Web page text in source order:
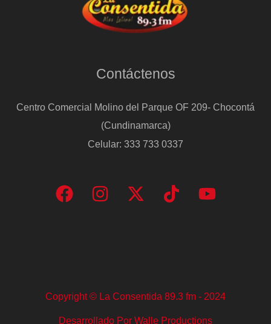
Contáctenos
Centro Comercial Molino del Parque OF 209- Chocontá
(Cundinamarca)
Celular: 333 733 0337
Copyright © La Consentida 89.3 fm - 2024
Desarrollado Por Walle Productions